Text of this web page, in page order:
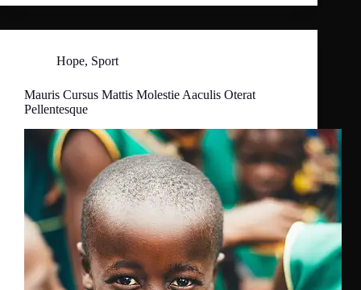
Hope, Sport
Mauris Cursus Mattis Molestie Aaculis Oterat
Pellentesque